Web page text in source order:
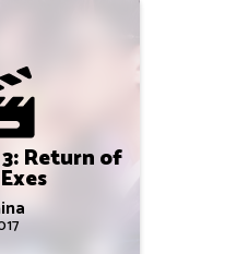
Return of